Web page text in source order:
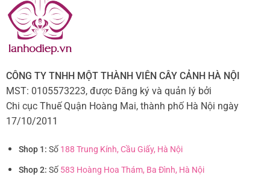
CÔNG TY TNHH MỘT THÀNH VIÊN CÂY CẢNH HÀ NỘI
MST: 0105573223, được Đăng ký và quản lý bởi
Chi cục Thuế Quận Hoàng Mai, thành phố Hà Nội ngày
17/10/2011
Shop 1: Số 188 Trung Kính, Cầu Giấy, Hà Nội
Shop 2: Số 583 Hoàng Hoa Thám, Ba Đình, Hà Nội